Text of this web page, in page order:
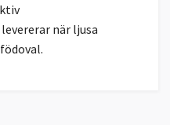
när ljusa